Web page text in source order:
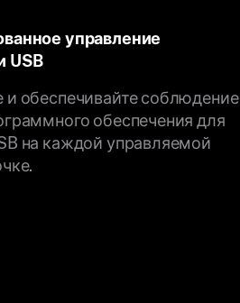
управление
USB
и обеспечивайте соблюдение
обеспечения для
на каждой управляемой